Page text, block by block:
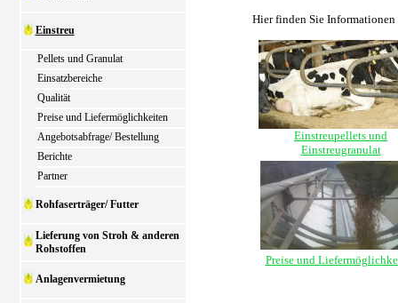
Einstreu
Pellets und Granulat
Einsatzbereiche
Qualität
Preise und Liefermöglichkeiten
Angebotsabfrage/ Bestellung
Berichte
Partner
Rohfaserträger/ Futter
Lieferung von Stroh & anderen
Rohstoffen
Anlagenvermietung
Hier finden Sie Informationen
Einstreupellets und
Einstreugranulat
Preise und